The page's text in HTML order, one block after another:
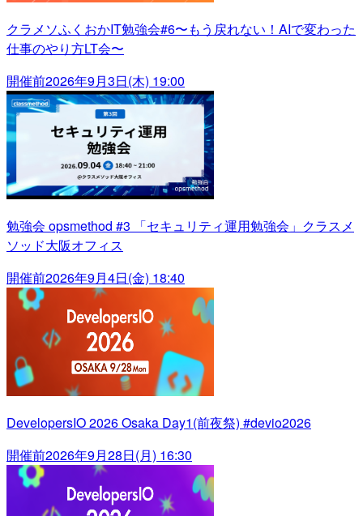
クラメソふくおかIT勉強会#6〜もう戻れない！AIで変わった
仕事のやり方LT会〜
開催前2026年9月3日(木) 19:00
勉強会 opsmethod #3 「セキュリティ運用勉強会」クラスメ
ソッド大阪オフィス
開催前2026年9月4日(金) 18:40
DevelopersIO 2026 Osaka Day1(前夜祭) #devio2026
開催前2026年9月28日(月) 16:30